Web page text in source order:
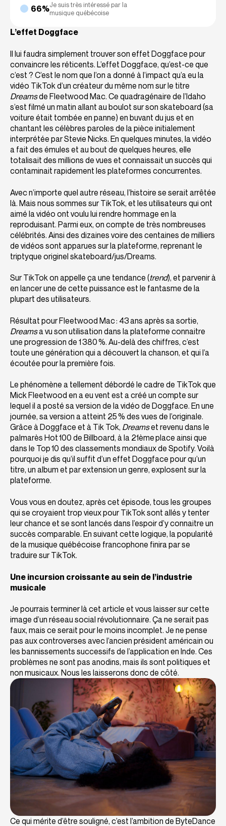
66%Je suis très intéressé par la
musique québécoise
L’effet Doggface
Il lui faudra simplement trouver son effet Doggface pour
convaincre les réticents. L’effet Doggface, qu’est-ce que
c’est ? C’est le nom que l’on a donné à l’impact qu’a eu la
vidéo TikTok d’un créateur du même nom sur le titre
Dreamsde Fleetwood Mac. Ce quadragénaire de l’Idaho
s’est filmé un matin allant au boulot sur son skateboard (sa
voiture était tombée en panne) en buvant du jus et en
chantant les célèbres paroles de la pièce initialement
interprétée par Stevie Nicks. En quelques minutes, la vidéo
a fait des émules et au bout de quelques heures, elle
totalisait des millions de vues et connaissait un succès qui
contaminait rapidement les plateformes concurrentes.
Avec n’importe quel autre réseau, l’histoire se serait arrêtée
là. Mais nous sommes sur TikTok, et les utilisateurs qui ont
aimé la vidéo ont voulu lui rendre hommage en la
reproduisant. Parmi eux, on compte de très nombreuses
célébrités. Ainsi des dizaines voire des centaines de milliers
de vidéos sont apparues sur la plateforme, reprenant le
triptyque originel skateboard/jus/Dreams.
Sur TikTok on appelle ça une tendance (trend), et parvenir à
en lancer une de cette puissance est le fantasme de la
plupart des utilisateurs.
Résultat pour Fleetwood Mac : 43 ans après sa sortie,
Dreamsa vu son utilisation dans la plateforme connaitre
une progression de 1 380 %. Au-delà des chiffres, c’est
toute une génération qui a découvert la chanson, et qui l’a
écoutée pour la première fois.
Le phénomène a tellement débordé le cadre de TikTok que
Mick Fleetwood en a eu vent est a créé un compte sur
lequel il a posté sa version de la vidéo de Doggface. En une
journée, sa version a atteint 25 % des vues de l’originale.
Grâce à Doggface et à Tik Tok, Dreamset revenu dans le
palmarès Hot 100 de Billboard, à la 21ème place ainsi que
dans le Top 10 des classements mondiaux de Spotify. Voilà
pourquoi je dis qu’il suffit d’un effet Doggface pour qu’un
titre, un album et par extension un genre, explosent sur la
plateforme.
Vous vous en doutez, après cet épisode, tous les groupes
qui se croyaient trop vieux pour TikTok sont allés y tenter
leur chance et se sont lancés dans l’espoir d’y connaitre un
succès comparable. En suivant cette logique, la popularité
de la musique québécoise francophone finira par se
traduire sur TikTok.
Une incursion croissante au sein de l’industrie
musicale
Je pourrais terminer là cet article et vous laisser sur cette
image d’un réseau social révolutionnaire. Ça ne serait pas
faux, mais ce serait pour le moins incomplet. Je ne pense
pas aux controverses avec l’ancien président américain ou
les bannissements successifs de l’application en Inde. Ces
problèmes ne sont pas anodins, mais ils sont politiques et
non musicaux. Nous les laisserons donc de côté.
Ce qui mérite d’être souligné, c’est l’ambition de ByteDance